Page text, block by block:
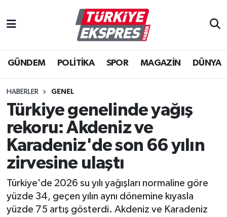
GÜNDEM POLİTİKA SPOR MAGAZİN DÜNYA
HABERLER GENEL
Türkiye genelinde yağış
rekoru: Akdeniz ve
Karadeniz'de son 66 yılın
zirvesine ulaştı
Türkiye'de 2026 su yılı yağışları normaline göre
yüzde 34, geçen yılın aynı dönemine kıyasla
yüzde 75 artış gösterdi. Akdeniz ve Karadeniz
İstanbul Nöbetçi Eczaneler
İstanbul Hava Durumu
İstanbul Namaz Vakitleri
İstanbul Trafik Yoğunluk Haritası
Süper Lig Puan Durumu ve Fikstür
Tüm Manşetler
Son Dakika Haberleri